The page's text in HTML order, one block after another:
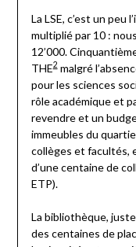
La LSE, c’est un peu
multiplié par 10 :
12’000.
THE2malgré
pour les sciences
rôle académique et
revendre et un
immeubles du
collèges et facultés,
d’une centaine de
ETP).
La bibliothèque,
des centaines de